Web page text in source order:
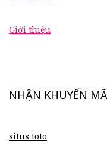
Giới thiệu
NHẬN KHUYẾN
situs toto